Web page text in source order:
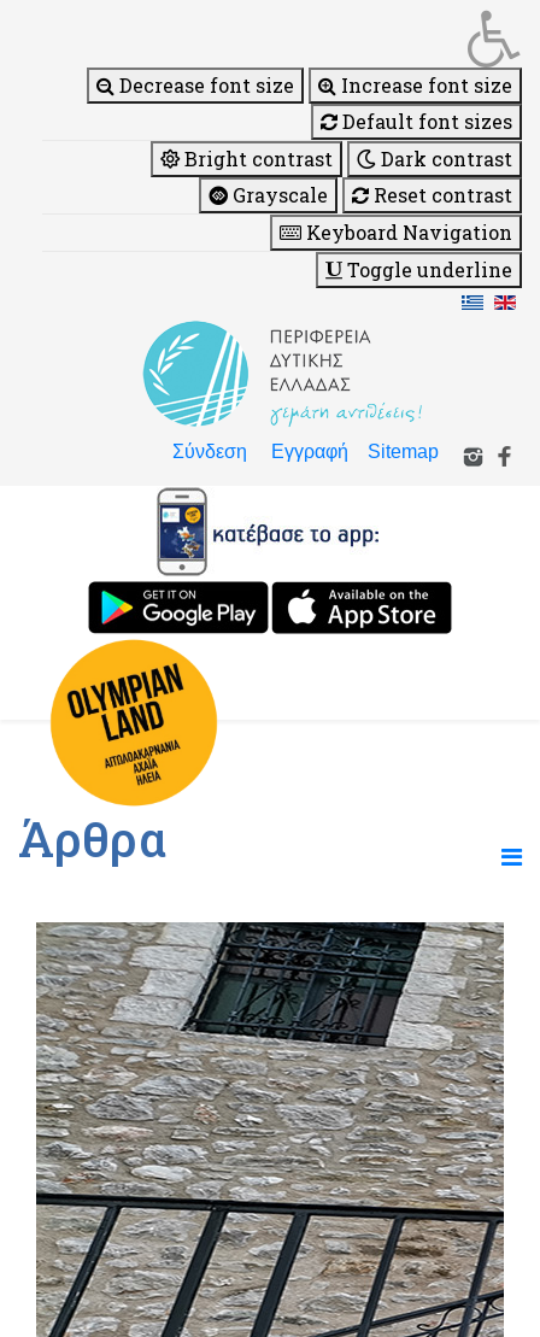
Decrease font size
Increase font size
Default font sizes
Bright contrast
Dark contrast
Grayscale
Reset contrast
Keyboard Navigation
Toggle underline
Σύνδεση Εγγραφή Sitemap
Άρθρα